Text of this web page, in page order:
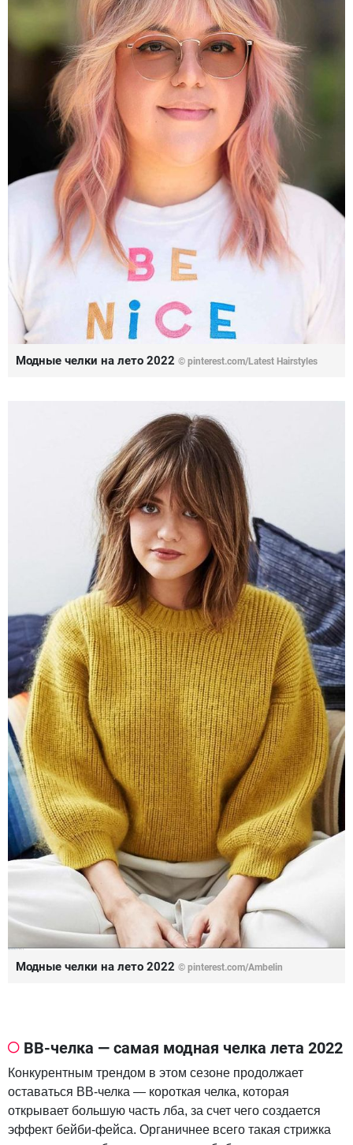
Модные челки на лето 2022 © pinterest.com/Latest Hairstyles
Модные челки на лето 2022 © pinterest.com/Ambelin
ВВ-челка — самая модная челка лета 2022
Конкурентным трендом в этом сезоне продолжает
оставаться ВВ-челка — короткая челка, которая
открывает большую часть лба, за счет чего создается
эффект бейби-фейса. Органичнее всего такая стрижка